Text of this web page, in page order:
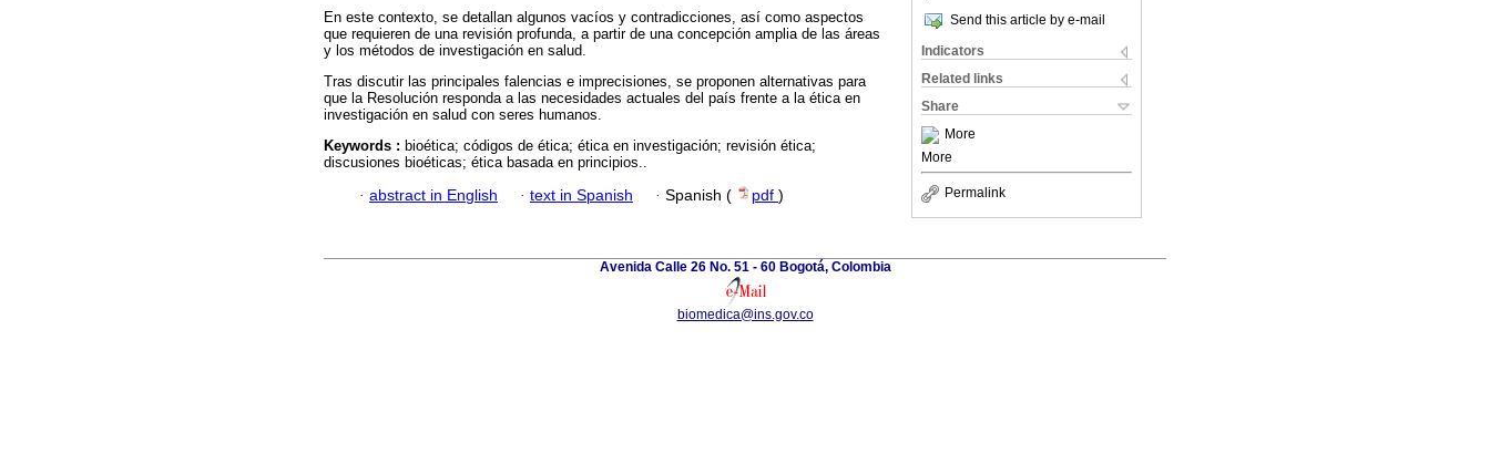
Send this article by e-mail
Indicators
Related links
Share
More
More
Permalink
En este contexto, se detallan algunos vacíos y contradicciones, así como aspectos
que requieren de una revisión profunda, a partir de una concepción amplia de las áreas
y los métodos de investigación en salud.
Tras discutir las principales falencias e imprecisiones, se proponen alternativas para
que la Resolución responda a las necesidades actuales del país frente a la ética en
investigación en salud con seres humanos.
Keywords : bioética; códigos de ética; ética en investigación; revisión ética;
discusiones bioéticas; ética basada en principios..
· abstract in English · text in Spanish · Spanish ( pdf )
Avenida Calle 26 No. 51 - 60 Bogotá, Colombia
biomedica@ins.gov.co